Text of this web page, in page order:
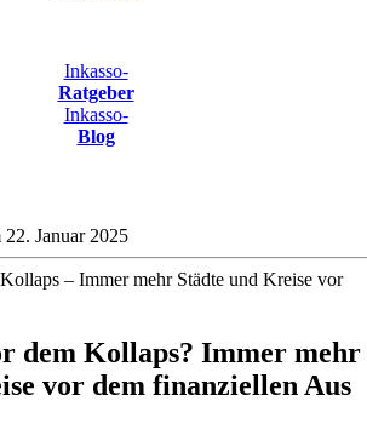
Inkasso-
Ratgeber
Inkasso-
Blog
Januar 2025
dem Kollaps? Immer mehr
vor dem finanziellen Aus